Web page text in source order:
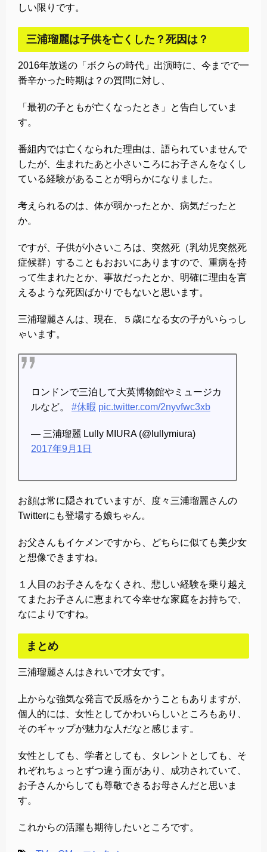
しい限りです。
三浦瑠麗は子供を亡くした？死因は？
2016年放送の「ボクらの時代」出演時に、今までで一
番辛かった時期は？の質問に対し、
「最初の子ともが亡くなったとき」と告白していま
す。
番組内では亡くなられた理由は、語られていませんで
したが、生まれたあと小さいころにお子さんをなくし
ている経験があることが明らかになりました。
考えられるのは、体が弱かったとか、病気だったと
か。
ですが、子供が小さいころは、突然死（乳幼児突然死
症候群）することもおおいにありますので、重病を持
って生まれたとか、事故だったとか、明確に理由を言
えるような死因ばかりでもないと思います。
三浦瑠麗さんは、現在、５歳になる女の子がいらっし
ゃいます。
ロンドンで三泊して大英博物館やミュージカ
ルなど。 #休暇 pic.twitter.com/2nyvfwc3xb
— 三浦瑠麗 Lully MIURA (@lullymiura)
2017年9月1日
お顔は常に隠されていますが、度々三浦瑠麗さんの
Twitterにも登場する娘ちゃん。
お父さんもイケメンですから、どちらに似ても美少女
と想像できますね。
１人目のお子さんをなくされ、悲しい経験を乗り越え
てまたお子さんに恵まれて今幸せな家庭をお持ちで、
なによりですね。
まとめ
三浦瑠麗さんはきれいで才女です。
上からな強気な発言で反感をかうこともありますが、
個人的には、女性としてかわいらしいところもあり、
そのギャップが魅力な人だなと感じます。
女性としても、学者としても、タレントとしても、そ
れぞれちょっとずつ違う面があり、成功されていて、
お子さんからしても尊敬できるお母さんだと思いま
す。
これからの活躍も期待したいところです。